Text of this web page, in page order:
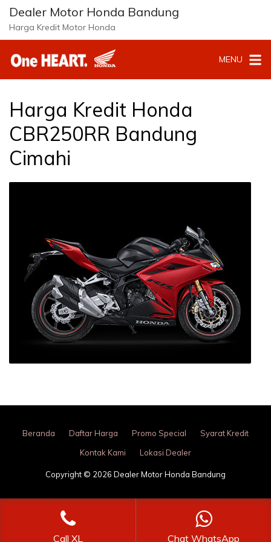
Langsung
konten
Dealer Motor Honda Bandung
Harga Kredit Motor Honda
MENU
Harga Kredit Honda
CBR250RR Bandung
Cimahi
Beranda Daftar Harga Promo Special
Syarat Kredit
Kontak Kami
Lokasi Dealer
Copyright © 2026 Dealer Motor Honda Bandung
Call XL Chat WhatsApp